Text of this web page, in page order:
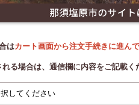
はカート画面から注文手続きに進ん
る場合は、通信欄に内容をご記載く